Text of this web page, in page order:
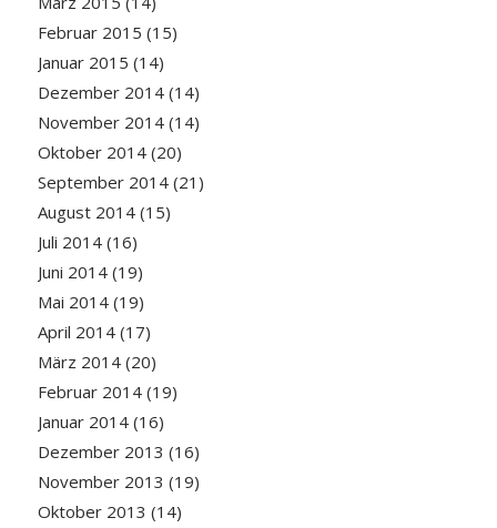
Februar 2015 (15)
Januar 2015 (14)
Dezember 2014(14)
November 2014(14)
Oktober 2014(20)
September 2014(21)
August 2014(15)
Juli 2014(16)
Juni 2014(19)
Mai 2014(19)
April 2014(17)
März 2014(20)
Februar 2014(19)
Januar 2014(16)
Dezember 2013 (16)
November 2013 (19)
Oktober 2013 (14)